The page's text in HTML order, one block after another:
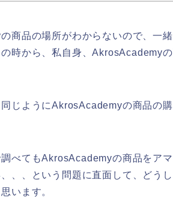
商品の場所がわからないので、一
時から、私自身、AkrosAcademy
じようにAkrosAcademyの商品の
べてもAkrosAcademyの商品をア
、、という問題に直面して、どう
います。